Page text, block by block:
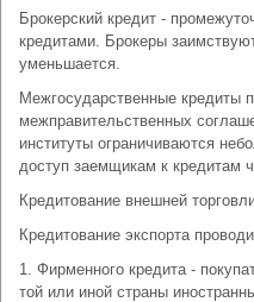
Брокерский кредит -
кредитами. Брокеры
уменьшается.
Межгосударственные кредиты
межправительственных
институты ограничиваются
доступ заемщикам к кредитам
Кредитование внешней
Кредитование экспорта
1. Фирменного кредита -
той или иной страны